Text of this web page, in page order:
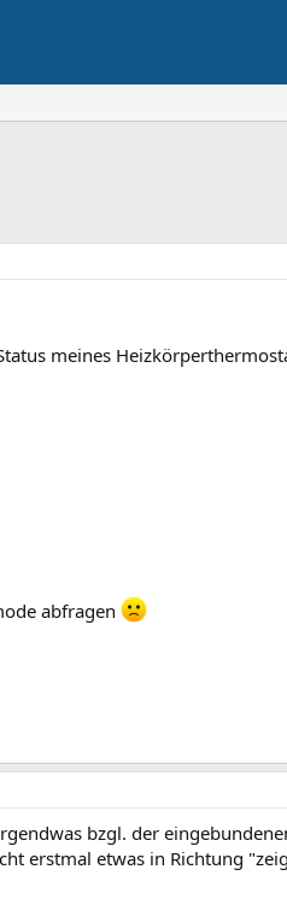
meines
abfragen
bzgl. der
erstmal etwas in Richtung